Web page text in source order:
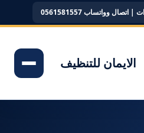
وواتساب 0561581557
الايمان للتنظيف